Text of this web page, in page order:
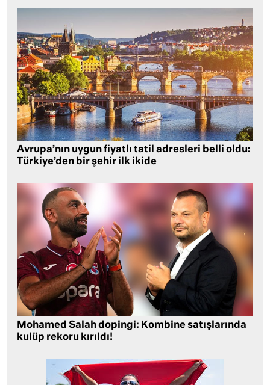
Avrupa’nın uygun fiyatlı tatil adresleri belli oldu:
Türkiye’den bir şehir ilk ikide
Mohamed Salah dopingi: Kombine satışlarında
kulüp rekoru kırıldı!